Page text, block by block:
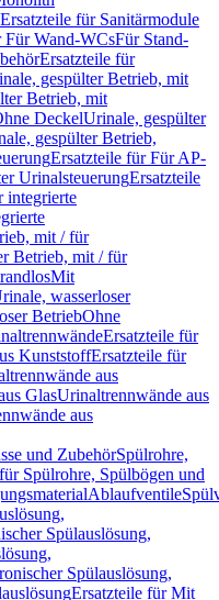
Ersatzteile für Sanitärmodule
Für Wand-WCsFür Stand-
Ersatzteile für
gespülter Betrieb, mit
Betrieb, mit
DeckelUrinale, gespülter
gespülter Betrieb,
Ersatzteile für Für AP-
UrinalsteuerungErsatzteile
integrierte
mit / für
Betrieb, mit / für
Mit
wasserloser
BetriebOhne
Ersatzteile für
KunststoffErsatzteile für
aus
GlasUrinaltrennwände aus
aus
und ZubehörSpülrohre,
Spülrohre, Spülbögen und
Ablaufventile
Spülauslösung,
Spülauslösung,
Ersatzteile für Mit